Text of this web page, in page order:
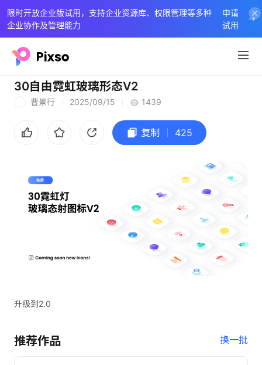
限时开放企业版试用，支持企业资源库、权限管理等多种
企业协作及管理能力
申请
试用
30自由霓虹玻璃形态V2
曹景行 2025/09/15 1439
复制 425
升级到2.0
推荐作品 换一批